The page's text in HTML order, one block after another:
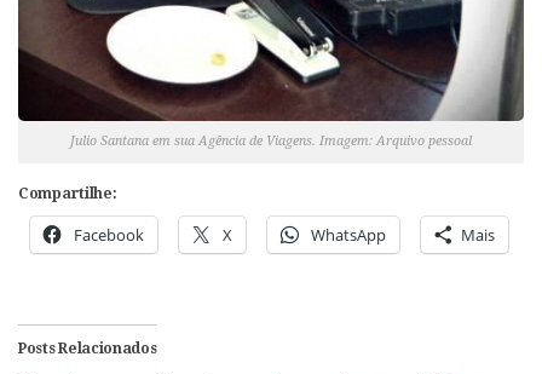
Julio Santana em sua Agência de Viagens. Imagem: Arquivo pessoal
Compartilhe:
Facebook X WhatsApp Mais
Posts Relacionados